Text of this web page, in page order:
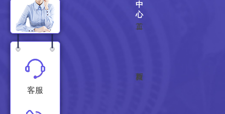
首
页
中
心
工
程
新
客服